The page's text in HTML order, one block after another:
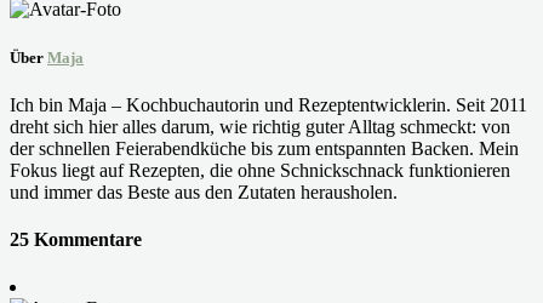
Über Maja
Ich bin Maja – Kochbuchautorin und Rezeptentwicklerin. Seit 2011
dreht sich hier alles darum, wie richtig guter Alltag schmeckt: von
der schnellen Feierabendküche bis zum entspannten Backen. Mein
Fokus liegt auf Rezepten, die ohne Schnickschnack funktionieren
und immer das Beste aus den Zutaten herausholen.
25 Kommentare